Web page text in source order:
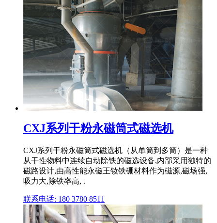
CXJ系列干粉永磁筒式磁选机
CXJ系列干粉永磁筒式磁选机（从单筒到多筒）是一种
从干性物料中连续自动除铁的磁选设备,内部采用独特的
磁路设计,由高性能永磁王钕铁硼材料作为磁源,磁场强,
吸力大,除铁率高, .
联系电话: 180 3780 8511